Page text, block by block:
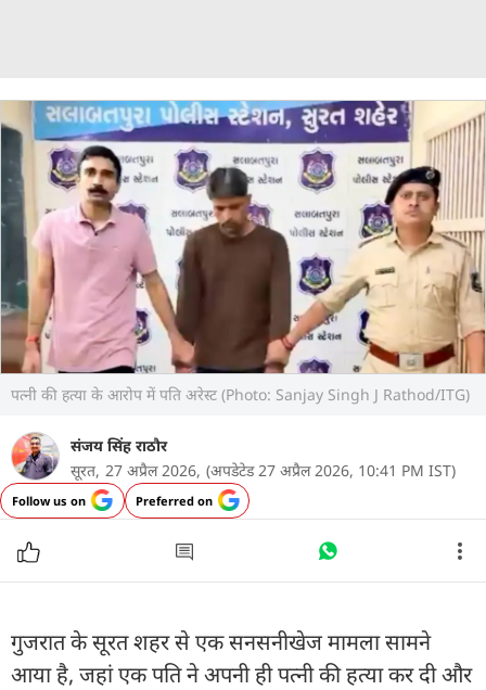
पत्नी की हत्या के आरोप में पति अरेस्ट (Photo: Sanjay Singh J Rathod/ITG)
संजय सिंह राठौर
सूरत, 27 अप्रैल 2026, (अपडेटेड 27 अप्रैल 2026, 10:41 PM IST)
Follow us on Preferred on
गुजरात के सूरत शहर से एक सनसनीखेज मामला सामने
आया है, जहां एक पति ने अपनी ही पत्नी की हत्या कर दी और